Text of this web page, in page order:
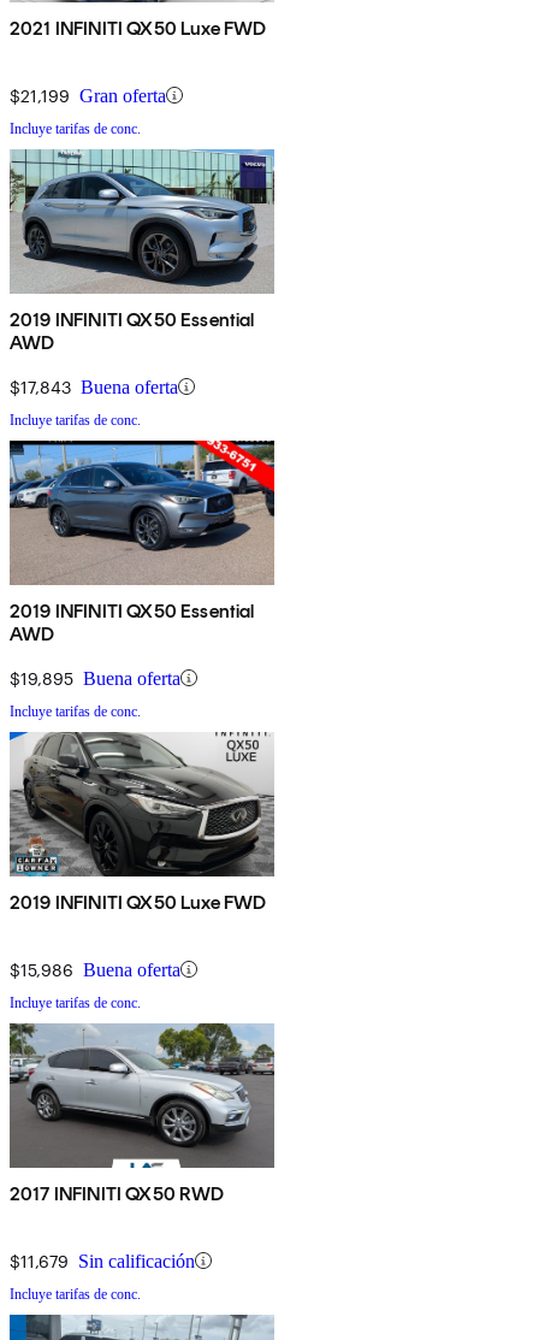
2021 INFINITI QX50 Luxe FWD
$21,199 Gran oferta
Incluye tarifas de conc.
2019 INFINITI QX50 Essential
AWD
$17,843 Buena oferta
Incluye tarifas de conc.
2019 INFINITI QX50 Essential
AWD
$19,895 Buena oferta
Incluye tarifas de conc.
2019 INFINITI QX50 Luxe FWD
$15,986 Buena oferta
Incluye tarifas de conc.
2017 INFINITI QX50 RWD
$11,679 Sin calificación
Incluye tarifas de conc.